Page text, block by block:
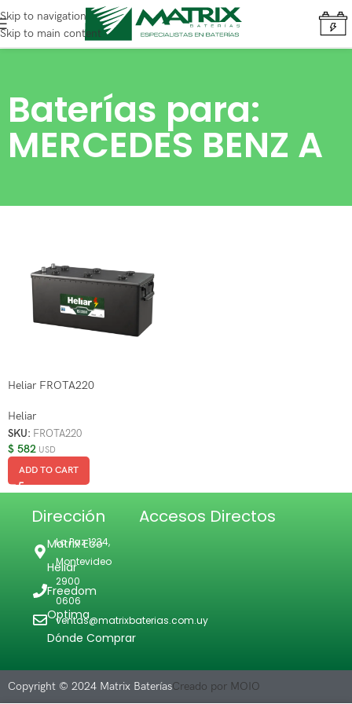
Skip to navigation
Skip to main content
Baterías para:
MERCEDES BENZ A
Heliar FROTA220
Heliar
SKU: FROTA220
$ 582 USD
ADD TO CART
Dirección
La Paz 1234,
Montevideo
2900
0606
ventas@matrixbaterias.com.uy
Accesos Directos
Matrix Eco
Heliar
Freedom
Optima
Dónde Comprar
Copyright © 2024 Matrix BateríasCreado por MOIO